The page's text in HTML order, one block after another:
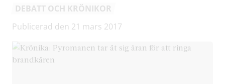
DEBATT OCH KRÖNIKOR
Publicerad den 21 mars 2017